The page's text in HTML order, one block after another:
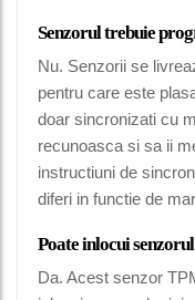
Senzorul trebuie
Nu. Senzorii se
pentru care este
doar sincronizati cu
recunoasca si sa ii
instructiuni de
diferi in functie de
Poate inlocui
Da. Acest senzor